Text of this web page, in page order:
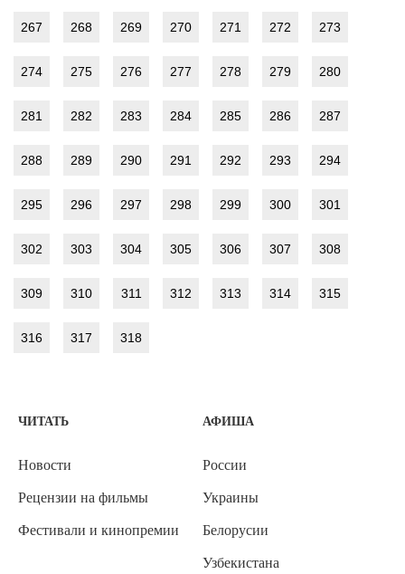
267 268 269 270 271 272 273
274 275 276 277 278 279 280
281 282 283 284 285 286 287
288 289 290 291 292 293 294
295 296 297 298 299 300 301
302 303 304 305 306 307 308
309 310 311 312 313 314 315
316 317 318
ЧИТАТЬ
Новости
Рецензии на фильмы
Фестивали и кинопремии
АФИША
России
Украины
Белорусии
Узбекистана